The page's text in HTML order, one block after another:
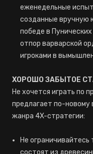
еженедельные
созданные вручную
победе в
отпор варварской
игроками в
ХОРОШО ЗАБЫТОЕ
Не хочется играть по
предлагает по-новому
жанра 4X-стратегии:
Не
состоят из